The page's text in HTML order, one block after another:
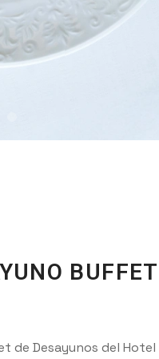
BUFFET
de Desayunos del Hotel